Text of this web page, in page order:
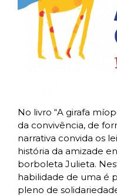
No livro “A girafa
da convivência, de
narrativa convida os
história da amizade
borboleta Julieta.
habilidade de uma é
pleno de